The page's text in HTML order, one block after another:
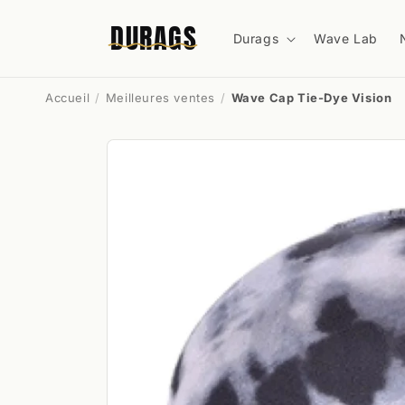
DURAGS Durags Wave Lab
Accueil Meilleures ventes Wave Cap Tie-Dye Vision
Passer aux